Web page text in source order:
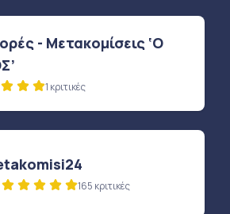
- Μετακομίσεις ‘Ο
1 κριτικές
165 κριτικές